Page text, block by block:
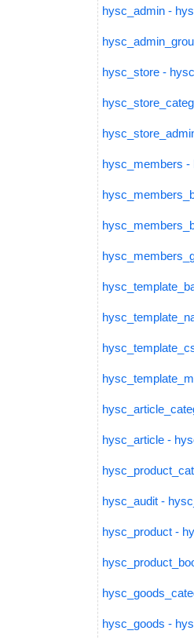
hysc_admin -
hysc_store -
hysc_members
hysc_article -
hysc_audit -
hysc_product -
hysc_goods -